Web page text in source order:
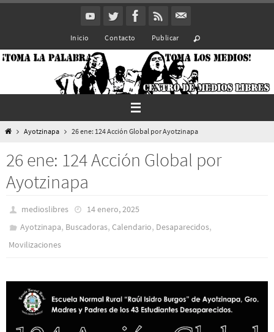
Inicio Contacto Publicar
InicioAyotzinapa 26 ene: 124 Acción Global por Ayotzinapa
26 ene: 124 Acción Global por
Ayotzinapa
medioslibres
14 enero, 2025
Ayotzinapa, Buscadoras,Calendario, Desaparecidos,
Movilizaciones